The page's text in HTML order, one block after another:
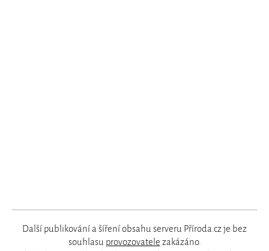
Další publikování a šíření obsahu serveru Příroda.cz je bez
souhlasu provozovatele zakázáno.